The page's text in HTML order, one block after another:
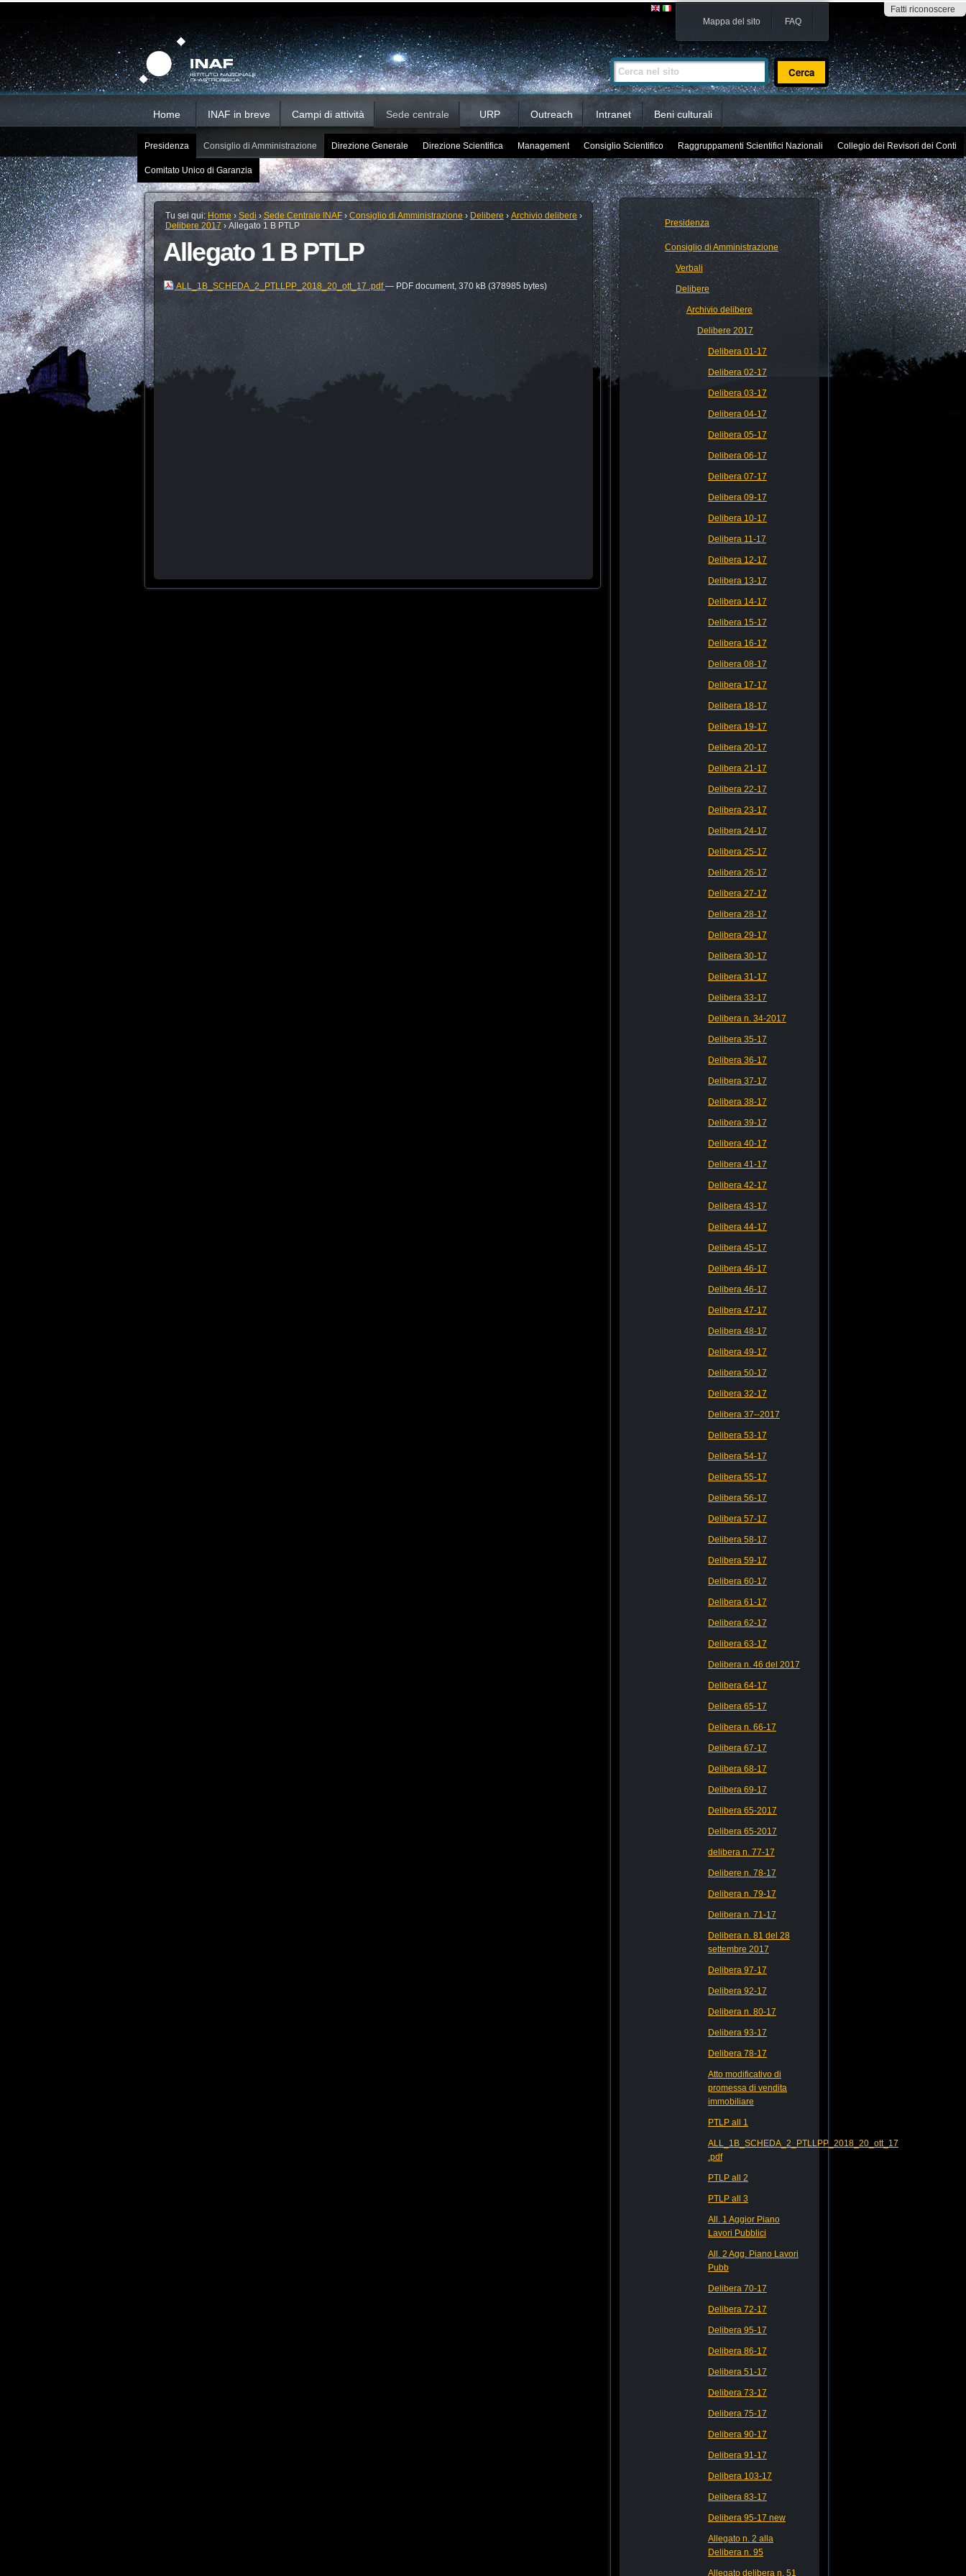
Fatti riconoscere
contenuti.
Salta
alla
navigazione
Mappa del sito FAQ
Cerca nel sito
Ricerca
avanzata…
Home INAF in breve Campi di attività Sede centrale URP Outreach Intranet Beni culturali
Presidenza Consiglio di Amministrazione Direzione Generale Direzione Scientifica Management Consiglio Scientifico Raggruppamenti Scientifici Nazionali Collegio dei Revisori dei Conti
Comitato Unico di Garanzia
Tu sei qui: Home › Sedi › Sede Centrale INAF › Consiglio di Amministrazione › Delibere › Archivio delibere ›
Delibere 2017 › Allegato 1 B PTLP
Allegato 1 B PTLP
ALL_1B_SCHEDA_2_PTLLPP_2018_20_ott_17 .pdf— PDF document, 370 kB (378985 bytes)
Presidenza
Consiglio di Amministrazione
Verbali
Delibere
Archivio delibere
Delibere 2017
Delibera 01-17
Delibera 02-17
Delibera 03-17
Delibera 04-17
Delibera 05-17
Delibera 06-17
Delibera 07-17
Delibera 09-17
Delibera 10-17
Delibera 11-17
Delibera 12-17
Delibera 13-17
Delibera 14-17
Delibera 15-17
Delibera 16-17
Delibera 08-17
Delibera 17-17
Delibera 18-17
Delibera 19-17
Delibera 20-17
Delibera 21-17
Delibera 22-17
Delibera 23-17
Delibera 24-17
Delibera 25-17
Delibera 26-17
Delibera 27-17
Delibera 28-17
Delibera 29-17
Delibera 30-17
Delibera 31-17
Delibera 33-17
Delibera n. 34-2017
Delibera 35-17
Delibera 36-17
Delibera 37-17
Delibera 38-17
Delibera 39-17
Delibera 40-17
Delibera 41-17
Delibera 42-17
Delibera 43-17
Delibera 44-17
Delibera 45-17
Delibera 46-17
Delibera 46-17
Delibera 47-17
Delibera 48-17
Delibera 49-17
Delibera 50-17
Delibera 32-17
Delibera 37--2017
Delibera 53-17
Delibera 54-17
Delibera 55-17
Delibera 56-17
Delibera 57-17
Delibera 58-17
Delibera 59-17
Delibera 60-17
Delibera 61-17
Delibera 62-17
Delibera 63-17
Delibera n. 46 del 2017
Delibera 64-17
Delibera 65-17
Delibera n. 66-17
Delibera 67-17
Delibera 68-17
Delibera 69-17
Delibera 65-2017
Delibera 65-2017
delibera n. 77-17
Delibere n. 78-17
Delibera n. 79-17
Delibera n. 71-17
Delibera n. 81 del 28
settembre 2017
Delibera 97-17
Delibera 92-17
Delibera n. 80-17
Delibera 93-17
Delibera 78-17
Atto modificativo di
promessa di vendita
immobiliare
PTLP all 1
ALL_1B_SCHEDA_2_PTLLPP_2018_20_ott_17
.pdf
PTLP all 2
PTLP all 3
All. 1 Aggior Piano
Lavori Pubblici
All. 2 Agg. Piano Lavori
Pubb
Delibera 70-17
Delibera 72-17
Delibera 95-17
Delibera 86-17
Delibera 51-17
Delibera 73-17
Delibera 75-17
Delibera 90-17
Delibera 91-17
Delibera 103-17
Delibera 83-17
Delibera 95-17 new
Allegato n. 2 alla
Delibera n. 95
Allegato delibera n. 51